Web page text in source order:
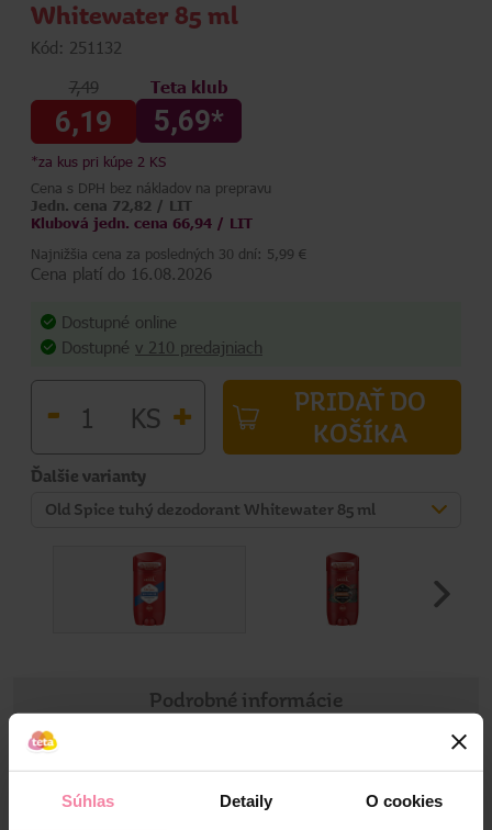
Súhlas Detaily O cookies
Whitewater 85 ml
Kód: 251132
7,49
6,19
Teta klub
5,69*
*za kus pri kúpe 2 KS
Cena s DPH bez nákladov na prepravu
Jedn. cena 72,82 / LIT
Klubová jedn. cena 66,94 / LIT
Najnižšia cena za posledných 30 dní: 5,99 €
Cena platí do 16.08.2026
Dostupné online
Dostupné v 210 predajniach
- KS +
PRIDAŤ DO
KOŠÍKA
Ďalšie varianty
Old Spice tuhý dezodorant Whitewater 85 ml
Podrobné informácie
Informácie o výrobku